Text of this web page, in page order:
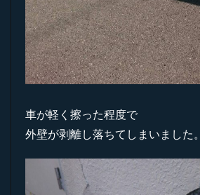
車が軽く擦った程度で
外壁が剥離し落ちてしまいました。